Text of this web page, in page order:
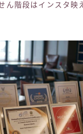
ん階段はインスタ映